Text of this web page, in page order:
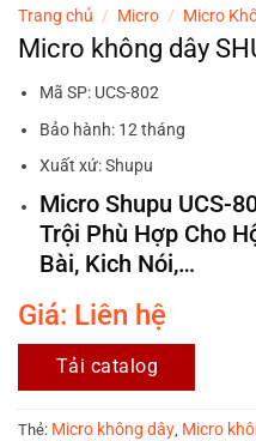
Trang chủ / Micro / Micro
Micro không dây
Mã SP: UCS-802
Bảo hành: 12 tháng
Xuất xứ: Shupu
Micro Shupu UCS-
Trội Phù Hợp Cho
Bài, Kich Nói,…
Giá: Liên hệ
Tải catalog
Thẻ: Micro không dây, Micro